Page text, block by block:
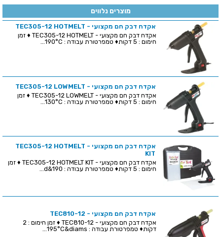
מוצרים נלווים
אקדח דבק חם מקצועי - TEC305-12 HOTMELT
אקדח דבק חם מקצועי - TEC305-12 HOTMELT ♦ זמן
חימום : 5 דקות♦ טמפרטורת עבודה : 190°C...
אקדח דבק חם מקצועי - TEC305-12 LOWMELT
אקדח דבק חם מקצועי - TEC305-12 LOWMELT ♦ זמן
חימום : 5 דקות♦ טמפרטורת עבודה : 130°C...
אקדח דבק חם מקצועי - TEC305-12 HOTMELT
KIT
אקדח דבק חם מקצועי - TEC305-12 HOTMELT KIT ♦ זמן
חימום : 5 דקות♦ טמפרטורת עבודה : 190&d...
אקדח דבק חם מקצועי - TEC810-12
אקדח דבק חם מקצועי - TEC810-12 ♦ זמן חימום : 2
דקות♦ טמפרטורת עבודה : 195°C&diams...